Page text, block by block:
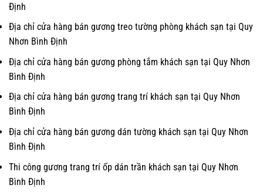
Định
Địa chỉ cửa hàng bán gương treo tường phòng khách sạn tại Quy
Nhơn Bình Định
Địa chỉ cửa hàng bán gương phòng tắm khách sạn tại Quy Nhơn
Bình Định
Địa chỉ cửa hàng bán gương trang trí khách sạn tại Quy Nhơn
Bình Định
Địa chỉ cửa hàng bán gương dán tường khách sạn tại Quy Nhơn
Bình Định
Thi công gương trang trí ốp dán trần khách sạn tại Quy Nhơn
Bình Định